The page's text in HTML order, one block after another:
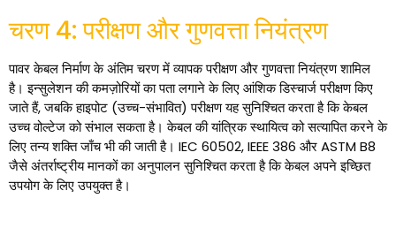
चरण 4: परीक्षण और गुणवत्ता नियंत्रण
पावर केबल निर्माण के अंतिम चरण में व्यापक परीक्षण और गुणवत्ता नियंत्रण शामिल
है। इन्सुलेशन की कमज़ोरियों का पता लगाने के लिए आंशिक डिस्चार्ज परीक्षण किए
जाते हैं, जबकि हाइपोट (उच्च-संभावित) परीक्षण यह सुनिश्चित करता है कि केबल
उच्च वोल्टेज को संभाल सकता है। केबल की यांत्रिक स्थायित्व को सत्यापित करने के
लिए तन्य शक्ति जाँच भी की जाती है। IEC 60502, IEEE 386 और ASTM B8
जैसे अंतर्राष्ट्रीय मानकों का अनुपालन सुनिश्चित करता है कि केबल अपने इच्छित
उपयोग के लिए उपयुक्त है।